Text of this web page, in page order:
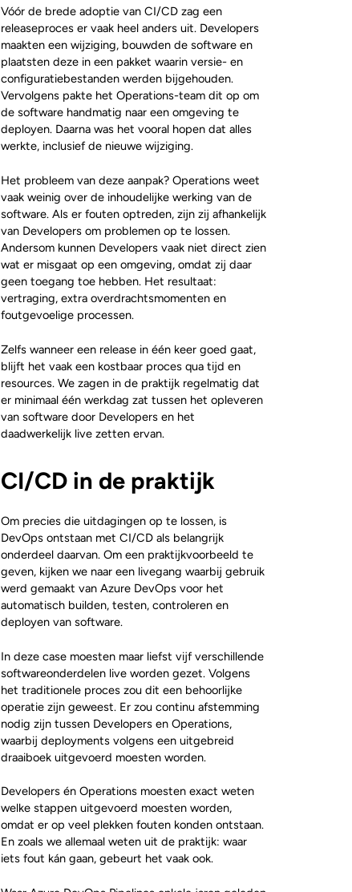
Vóór de brede adoptie van CI/CD zag een
releaseproces er vaak heel anders uit. Developers
maakten een wijziging, bouwden de software en
plaatsten deze in een pakket waarin versie- en
configuratiebestanden werden bijgehouden.
Vervolgens pakte het Operations-team dit op om
de software handmatig naar een omgeving te
deployen. Daarna was het vooral hopen dat alles
werkte, inclusief de nieuwe wijziging.
Het probleem van deze aanpak? Operations weet
vaak weinig over de inhoudelijke werking van de
software. Als er fouten optreden, zijn zij afhankelijk
van Developers om problemen op te lossen.
Andersom kunnen Developers vaak niet direct zien
wat er misgaat op een omgeving, omdat zij daar
geen toegang toe hebben. Het resultaat:
vertraging, extra overdrachtsmomenten en
foutgevoelige processen.
Zelfs wanneer een release in één keer goed gaat,
blijft het vaak een kostbaar proces qua tijd en
resources. We zagen in de praktijk regelmatig dat
er minimaal één werkdag zat tussen het opleveren
van software door Developers en het
daadwerkelijk live zetten ervan.
CI/CD in de praktijk
Om precies die uitdagingen op te lossen, is
DevOps ontstaan met CI/CD als belangrijk
onderdeel daarvan. Om een praktijkvoorbeeld te
geven, kijken we naar een livegang waarbij gebruik
werd gemaakt van Azure DevOps voor het
automatisch builden, testen, controleren en
deployen van software.
In deze case moesten maar liefst vijf verschillende
softwareonderdelen live worden gezet. Volgens
het traditionele proces zou dit een behoorlijke
operatie zijn geweest. Er zou continu afstemming
nodig zijn tussen Developers en Operations,
waarbij deployments volgens een uitgebreid
draaiboek uitgevoerd moesten worden.
Developers én Operations moesten exact weten
welke stappen uitgevoerd moesten worden,
omdat er op veel plekken fouten konden ontstaan.
En zoals we allemaal weten uit de praktijk: waar
iets fout kán gaan, gebeurt het vaak ook.